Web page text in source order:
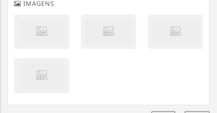
IMAGENS